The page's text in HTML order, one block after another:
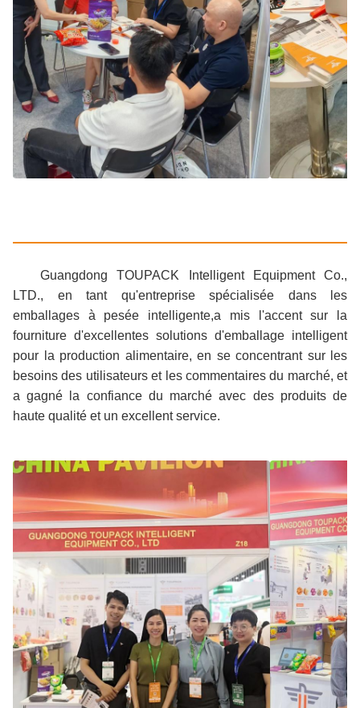
Guangdong TOUPACK Intelligent Equipment Co.,
LTD., en tant qu'entreprise spécialisée dans les
emballages à pesée intelligente,a mis l'accent sur la
fourniture d'excellentes solutions d'emballage intelligent
pour la production alimentaire, en se concentrant sur les
besoins des utilisateurs et les commentaires du marché, et
a gagné la confiance du marché avec des produits de
haute qualité et un excellent service.